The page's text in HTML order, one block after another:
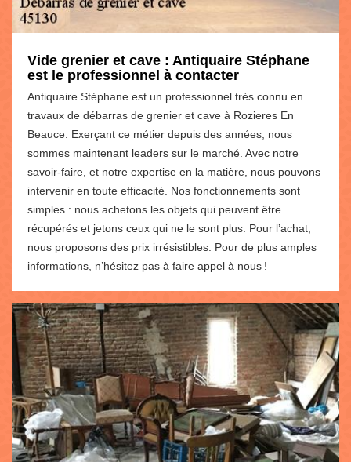
Vide grenier et cave : Antiquaire Stéphane
est le professionnel à contacter
Antiquaire Stéphane est un professionnel très connu en
travaux de débarras de grenier et cave à Rozieres En
Beauce. Exerçant ce métier depuis des années, nous
sommes maintenant leaders sur le marché. Avec notre
savoir-faire, et notre expertise en la matière, nous pouvons
intervenir en toute efficacité. Nos fonctionnements sont
simples : nous achetons les objets qui peuvent être
récupérés et jetons ceux qui ne le sont plus. Pour l’achat,
nous proposons des prix irrésistibles. Pour de plus amples
informations, n’hésitez pas à faire appel à nous !